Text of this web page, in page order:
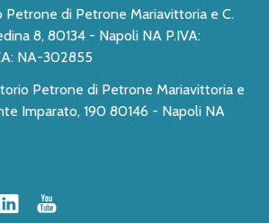
Petrone di Petrone Mariavittoria e C.
NA P.IVA:
NA-302855
Petrone di Petrone Mariavittoria e
Imparato, 190 80146 - Napoli NA